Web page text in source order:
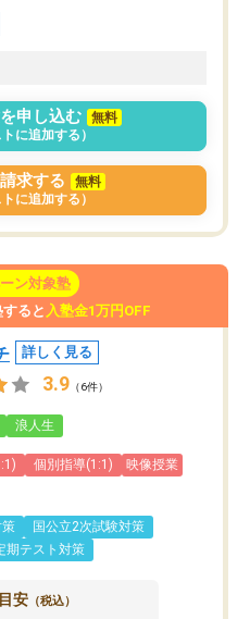
申し込む
無料
トに追加する）
求する
無料
トに追加する）
ン対象塾
ると 入塾金1万円OFF
詳しく見る
3.9 （6件）
浪人生
個別指導(1:1)
映像授業
国公立2次試験対策
期テスト対策
安 （税込）